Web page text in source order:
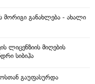
მორიგი განახლება - ახალი
ლიცენზიის მიღების
სიბიჰა
გაუფასურდა